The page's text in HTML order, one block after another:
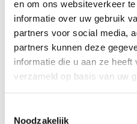
en om ons websiteverkeer
informatie over uw gebruik
partners voor social media,
partners kunnen deze
informatie die u aan ze
verzameld op basis van uw
Noodzakelijk
ontmoeten, ook als het
worden door ziekte en
nog waard?
Hughes was iemand die
en ons wezen hebben.” (een